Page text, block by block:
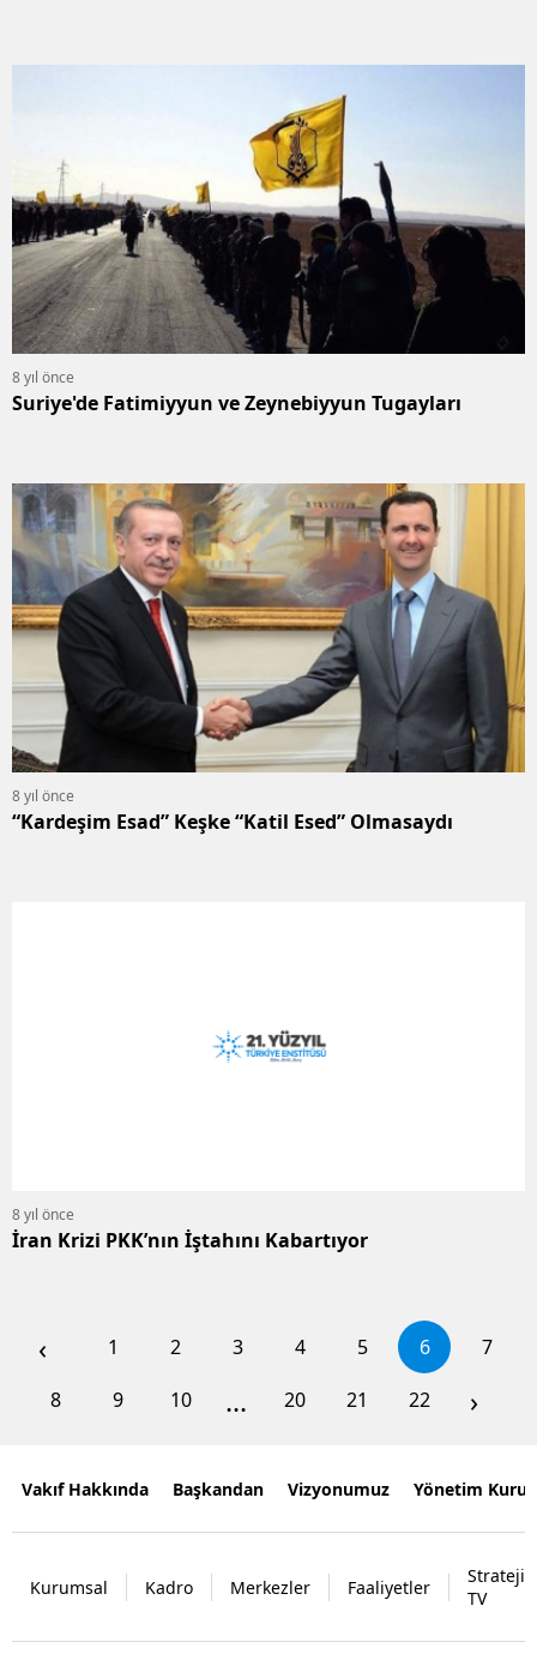
8 yıl önce
Suriye'de Fatimiyyun ve Zeynebiyyun Tugayları
8 yıl önce
“Kardeşim Esad” Keşke “Katil Esed” Olmasaydı
8 yıl önce
İran Krizi PKK’nın İştahını Kabartıyor
‹ 1 2 3 4 5 6
7
8
9 10 ... 20 21 22 ›
Vakıf Hakkında Başkandan Vizyonumuz Yönetim
Kurumsal Kadro Merkezler Faaliyetler
Strateji
TV